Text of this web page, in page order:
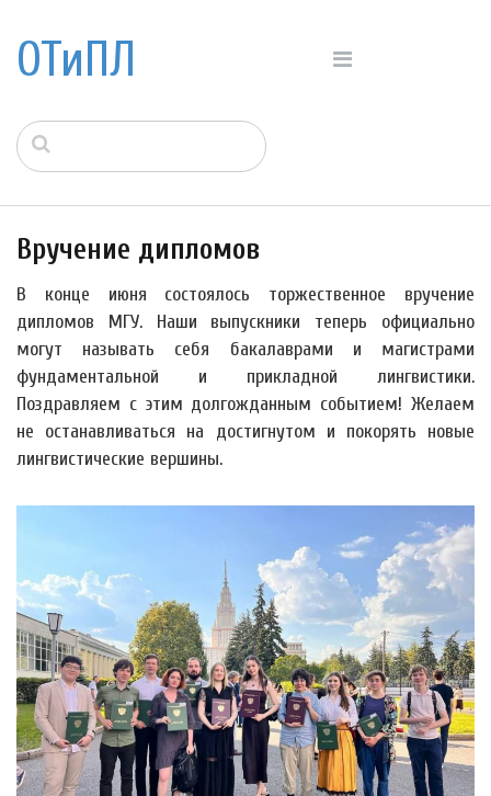
ОТиПЛ
Вручение дипломов
В конце июня состоялось торжественное вручение
дипломов МГУ. Наши выпускники теперь официально
могут называть себя бакалаврами и магистрами
фундаментальной и прикладной лингвистики.
Поздравляем с этим долгожданным событием! Желаем
не останавливаться на достигнутом и покорять новые
лингвистические вершины.